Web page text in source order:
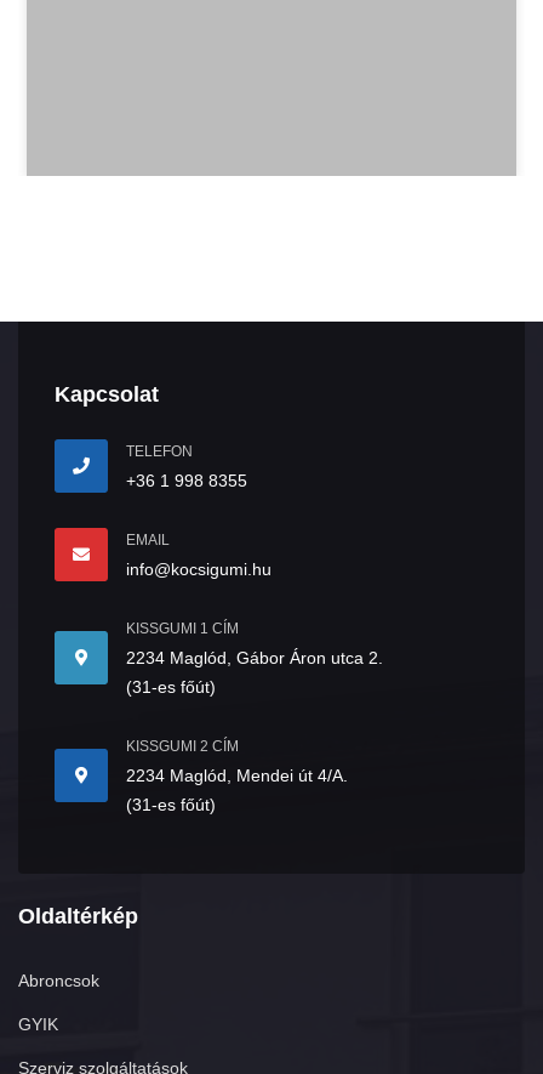
Kapcsolat
TELEFON
+36 1 998 8355
EMAIL
info@kocsigumi.hu
KISSGUMI 1 CÍM
2234 Maglód, Gábor Áron utca 2.
(31-es főút)
KISSGUMI 2 CÍM
2234 Maglód, Mendei út 4/A.
(31-es főút)
Oldaltérkép
Abroncsok
GYIK
Szerviz szolgáltatások